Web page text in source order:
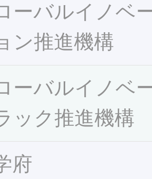
ーバルイノベ
ン推進機構
ーバルイノベ
ック推進機構
府